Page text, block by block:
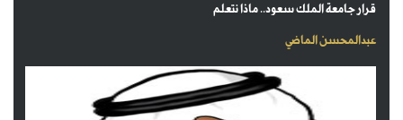
قرار جامعة الملك سعود.. ماذا نتعلم
عبدالمحسن الماضي